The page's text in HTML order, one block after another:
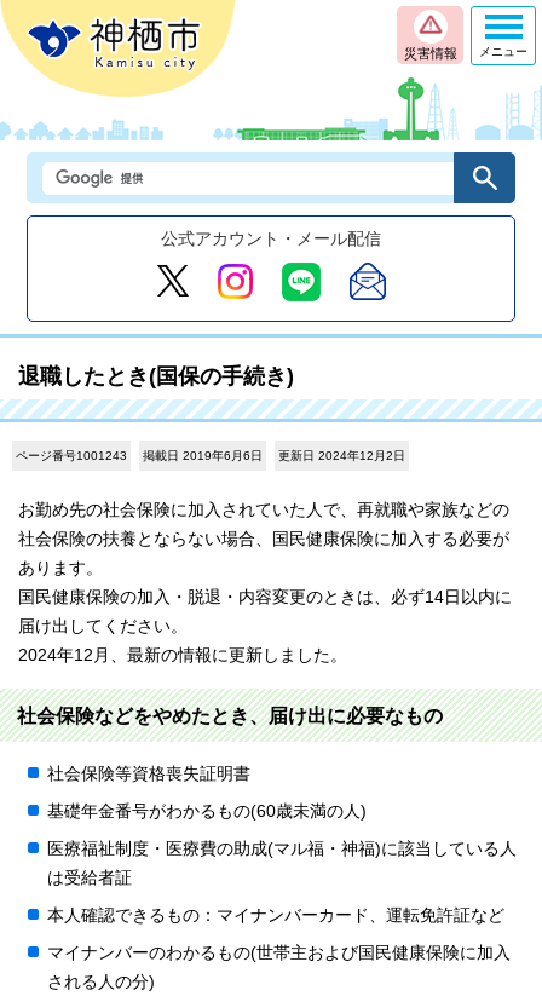
災害情報
公式アカウント・メール配信
メニュー
退職したとき(国保の手続き)
ページ番号1001243 掲載日 2019年6月6日 更新日 2024年12月2日
お勤め先の社会保険に加入されていた人で、再就職や家族などの
社会保険の扶養とならない場合、国民健康保険に加入する必要が
あります。
国民健康保険の加入・脱退・内容変更のときは、必ず14日以内に
届け出してください。
2024年12月、最新の情報に更新しました。
社会保険などをやめたとき、届け出に必要なもの
社会保険等資格喪失証明書
基礎年金番号がわかるもの(60歳未満の人)
医療福祉制度・医療費の助成(マル福・神福)に該当している人
は受給者証
本人確認できるもの：マイナンバーカード、運転免許証など
マイナンバーのわかるもの(世帯主および国民健康保険に加入
される人の分)